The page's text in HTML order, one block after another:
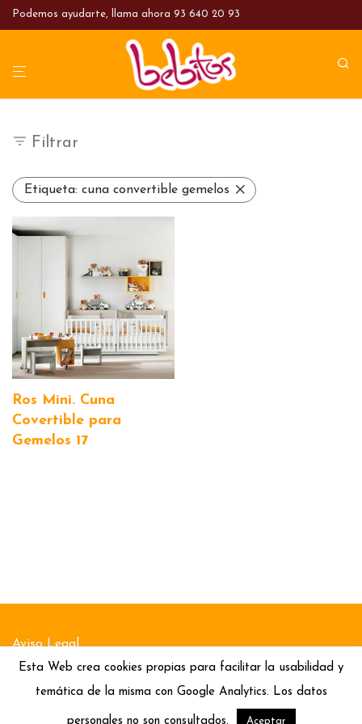
Podemos ayudarte, llama ahora 93 640 20 93
Filtrar
Etiqueta: cuna convertible gemelos
Ros Mini. Cuna
Covertible para
Gemelos 17
Aviso Legal
Esta Web crea cookies propias para facilitar la usabilidad y
temática de la misma con Google Analytics. Los datos
personales no son consultados. Aceptar